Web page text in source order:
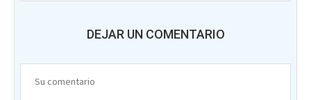
DEJAR UN COMENTARIO